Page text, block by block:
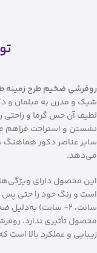
روفرشی ضخیم طرح
شیک و مدرن به مبلمان و
لطیف آن حس گرما و راحتی
نشستن و استراحت فراهم
سایر عناصر دکور
می‌دهد.
این محصول دارای
سانت، 2- سانت)
محصول تأثیری ندارد.
زیبایی و عملکرد بالا